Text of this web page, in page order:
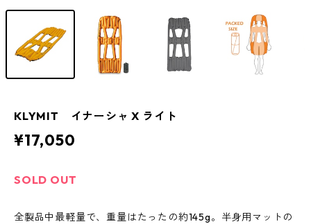
KLYMIT イナーシャ X ライト
¥17,050
SOLD OUT
全製品中最軽量で、重量はたったの約145g。半身用マットの